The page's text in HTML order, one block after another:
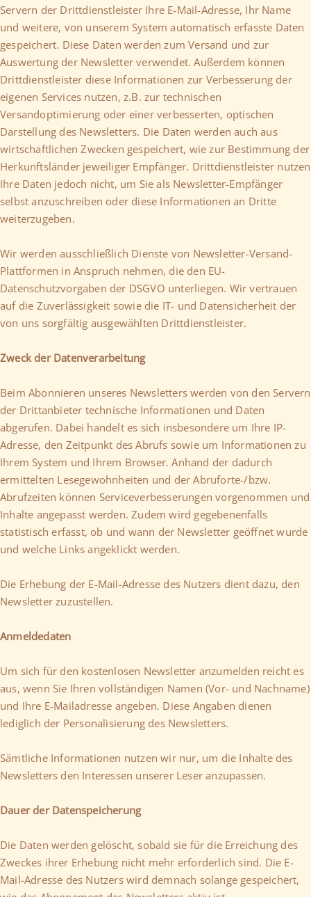
Servern der Drittdienstleister Ihre E-Mail-Adresse, Ihr Name
und weitere, von unserem System automatisch erfasste Daten
gespeichert. Diese Daten werden zum Versand und zur
Auswertung der Newsletter verwendet. Außerdem können
Drittdienstleister diese Informationen zur Verbesserung der
eigenen Services nutzen, z.B. zur technischen
Versandoptimierung oder einer verbesserten, optischen
Darstellung des Newsletters. Die Daten werden auch aus
wirtschaftlichen Zwecken gespeichert, wie zur Bestimmung der
Herkunftsländer jeweiliger Empfänger. Drittdienstleister nutzen
Ihre Daten jedoch nicht, um Sie als Newsletter-Empfänger
selbst anzuschreiben oder diese Informationen an Dritte
weiterzugeben.
Wir werden ausschließlich Dienste von Newsletter-Versand-
Plattformen in Anspruch nehmen, die den EU-
Datenschutzvorgaben der DSGVO unterliegen. Wir vertrauen
auf die Zuverlässigkeit sowie die IT- und Datensicherheit der
von uns sorgfältig ausgewählten Drittdienstleister.
Zweck der Datenverarbeitung
Beim Abonnieren unseres Newsletters werden von den Servern
der Drittanbieter technische Informationen und Daten
abgerufen. Dabei handelt es sich insbesondere um Ihre IP-
Adresse, den Zeitpunkt des Abrufs sowie um Informationen zu
Ihrem System und Ihrem Browser. Anhand der dadurch
ermittelten Lesegewohnheiten und der Abruforte-/bzw.
Abrufzeiten können Serviceverbesserungen vorgenommen und
Inhalte angepasst werden. Zudem wird gegebenenfalls
statistisch erfasst, ob und wann der Newsletter geöffnet wurde
und welche Links angeklickt werden.
Die Erhebung der E-Mail-Adresse des Nutzers dient dazu, den
Newsletter zuzustellen.
Anmeldedaten
Um sich für den kostenlosen Newsletter anzumelden reicht es
aus, wenn Sie Ihren vollständigen Namen (Vor- und Nachname)
und Ihre E-Mailadresse angeben. Diese Angaben dienen
lediglich der Personalisierung des Newsletters.
Sämtliche Informationen nutzen wir nur, um die Inhalte des
Newsletters den Interessen unserer Leser anzupassen.
Dauer der Datenspeicherung
Die Daten werden gelöscht, sobald sie für die Erreichung des
Zweckes ihrer Erhebung nicht mehr erforderlich sind. Die E-
Mail-Adresse des Nutzers wird demnach solange gespeichert,